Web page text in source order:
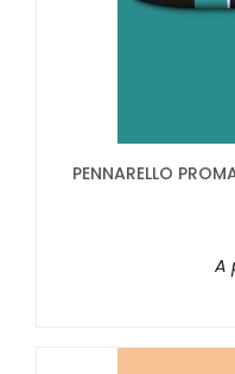
PENNARELLO
A